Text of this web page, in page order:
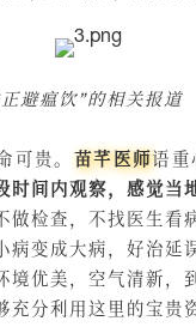
避瘟饮”的相关报道
可贵。 苗芊医师 语重
时间内观察，感觉当
做检查，不找医生看
病变成大病，好治延
境优美，空气清新，
充分利用这里的宝贵